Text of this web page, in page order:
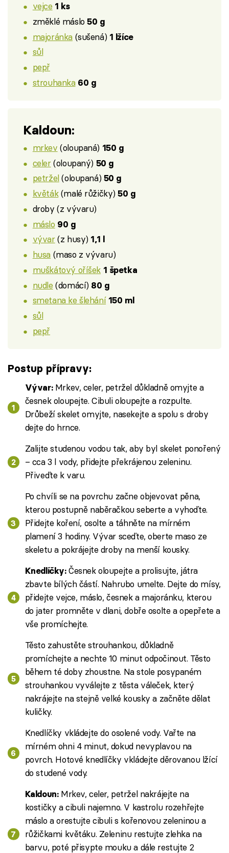
vejce 1 ks
změklé máslo50 g
majoránka(sušená) 1 lžíce
sůl
pepř
strouhanka 60 g
Kaldoun:
mrkev (oloupaná) 150 g
celer(oloupaný) 50 g
petržel(oloupaná) 50 g
květák(malé růžičky)50 g
droby (z vývaru)
máslo 90 g
vývar(z husy) 1,1 l
husa (maso z vývaru)
muškátový oříšek 1 špetka
nudle (domácí) 80 g
smetana ke šlehání 150 ml
sůl
pepř
Postup přípravy:
Vývar:Mrkev, celer, petržel důkladně omyjte a
česnek oloupejte. Cibuli oloupejte a rozpulte.
Drůbeží skelet omyjte, nasekejte a spolu s droby
dejte do hrnce.
Zalijte studenou vodou tak, aby byl skelet ponořený
– cca 3 l vody, přidejte překrájenou zeleninu.
Přiveďte k varu.
Po chvíli se na povrchu začne objevovat pěna,
kterou postupně naběračkou seberte a vyhoďte.
Přidejte koření, osolte a táhněte na mírném
plamení 3 hodiny. Vývar sceďte, oberte maso ze
skeletu a pokrájejte droby na menší kousky.
Knedlíčky:Česnek oloupejte a prolisujte, játra
zbavte bílých částí. Nahrubo umelte. Dejte do mísy,
přidejte vejce, máslo, česnek a majoránku, kterou
do jater promněte v dlani, dobře osolte a opepřete a
vše promíchejte.
Těsto zahustěte strouhankou, důkladně
promíchejte a nechte 10 minut odpočinout. Těsto
během té doby zhoustne. Na stole posypaném
strouhankou vyválejte z těsta váleček, který
nakrájejte na stejně velké kousky a začněte dělat
kuličky.
Knedlíčky vkládejte do osolené vody. Vařte na
mírném ohni 4 minut, dokud nevyplavou na
povrch. Hotové knedlíčky vkládejte děrovanou lžící
do studené vody.
Kaldoun:Mrkev, celer, petržel nakrájejte na
kostičky a cibuli najemno. V kastrolu rozehřejte
máslo a orestujte cibuli s kořenovou zeleninou a
růžičkami květáku. Zeleninu restujte zlehka na
barvu, poté přisypte mouku a dále restujte 2